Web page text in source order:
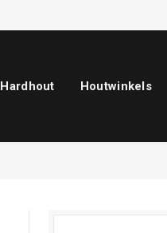
Hardhout Houtwinkels